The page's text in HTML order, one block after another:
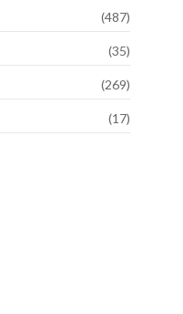
(487)
(35)
(269)
(17)